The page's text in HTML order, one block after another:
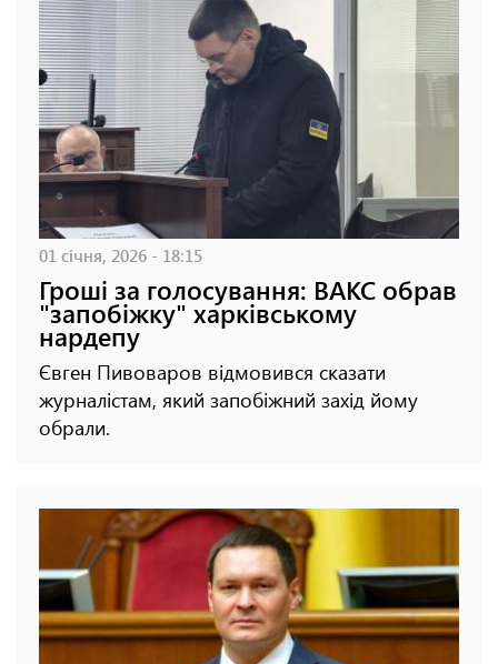
01 січня, 2026 - 18:15
Гроші за голосування: ВАКС обрав
"запобіжку" харківському
нардепу
Євген Пивоваров відмовився сказати
журналістам, який запобіжний захід йому
обрали.